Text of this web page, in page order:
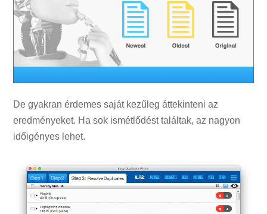
De gyakran érdemes saját kezűleg áttekinteni az
eredményeket. Ha sok ismétlődést találtak, az nagyon
időigényes lehet.